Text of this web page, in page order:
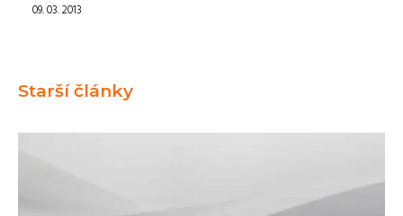
09. 03. 2013
Starší články